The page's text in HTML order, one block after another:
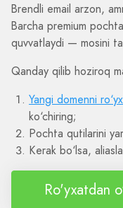
Brendli email arzon,
Barcha premium
quvvatlaydi — mosini
Qanday qilib hoziroq
Yangi domenni
ko‘chiring;
Pochta qutilarini
Kerak bo‘lsa,
Ro'yxatdan